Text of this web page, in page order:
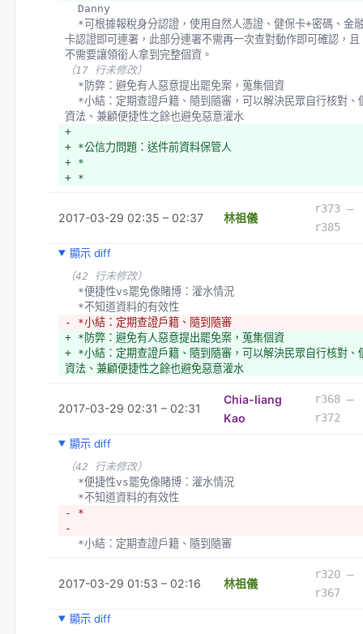
  Danny
卡認證即可連署，此部分連署不需再一次查對動作即可確認，且
不需要讓領銜人拿到完整個資。
（17 行未修改）
  *防弊：避免有人惡意提出罷免案，蒐集個資
資法、兼顧便捷性之餘也避免惡意灌水
+
+ *公信力問題：送件前資料保管人
+ *
+ *
2017-03-29 02:35 – 02:37 林祖儀
r373 –
r385
顯示 diff
（42 行未修改）
  *便捷性vs罷免像賭博：灌水情況
  *不知道資料的有效性
- *小結：定期查證戶籍、隨到隨審
+ *防弊：避免有人惡意提出罷免案，蒐集個資
+ *小結：定期查證戶籍、隨到隨審，可以解決民眾自行核對、
資法、兼顧便捷性之餘也避免惡意灌水
2017-03-29 02:31 – 02:31
Chia-liang
Kao
r368 –
r372
顯示 diff
（42 行未修改）
  *便捷性vs罷免像賭博：灌水情況
  *不知道資料的有效性
- *
-
  *小結：定期查證戶籍、隨到隨審
2017-03-29 01:53 – 02:16 林祖儀
r320 –
r367
顯示 diff